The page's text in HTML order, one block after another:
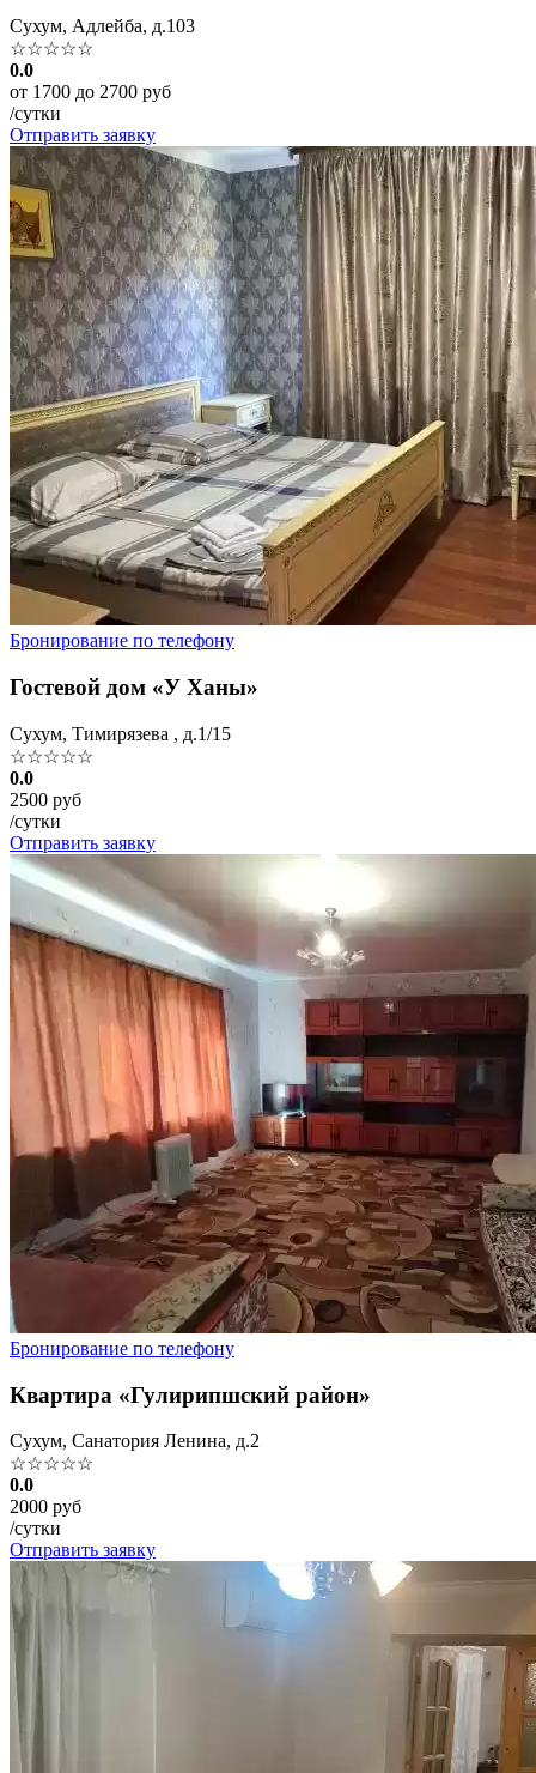
Сухум, Адлейба, д.103
☆☆☆☆☆
0.0
от 1700 до 2700 руб
/сутки
Отправить заявку
Бронирование по телефону
Гостевой дом «У Ханы»
Сухум, Тимирязева , д.1/15
☆☆☆☆☆
0.0
2500 руб
/сутки
Отправить заявку
Бронирование по телефону
Квартира «Гулирипшский район»
Сухум, Санатория Ленина, д.2
☆☆☆☆☆
0.0
2000 руб
/сутки
Отправить заявку